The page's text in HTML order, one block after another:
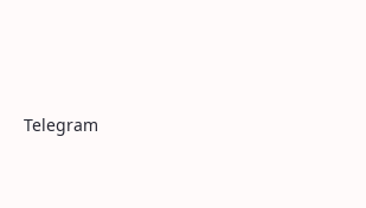
Telegram